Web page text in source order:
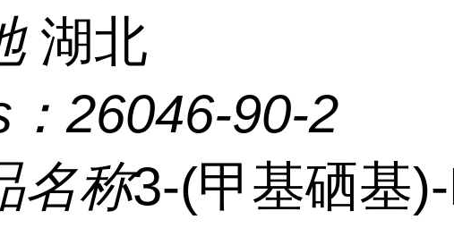
湖北
26046-90-2
名称3-(甲基硒基